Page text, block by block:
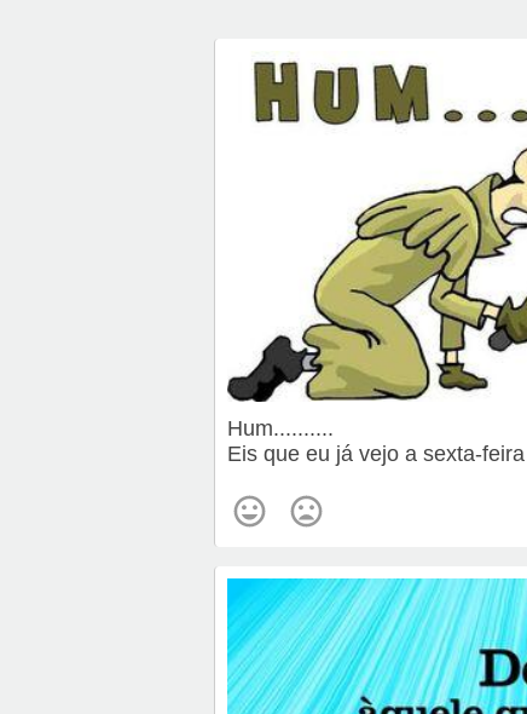
Hum..........
Eis que eu já vejo a sexta-